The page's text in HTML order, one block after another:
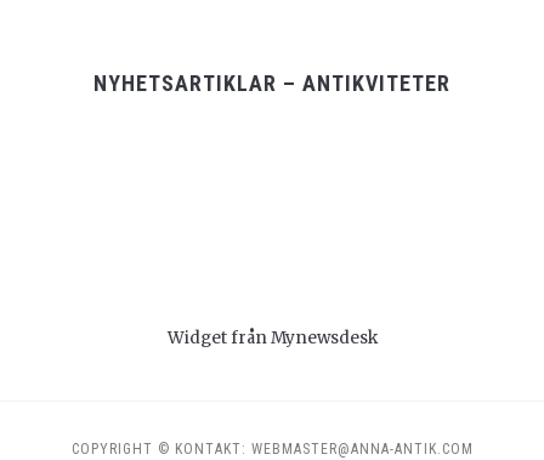
NYHETSARTIKLAR – ANTIKVITETER
Widget från Mynewsdesk
COPYRIGHT © KONTAKT: WEBMASTER@ANNA-ANTIK.COM